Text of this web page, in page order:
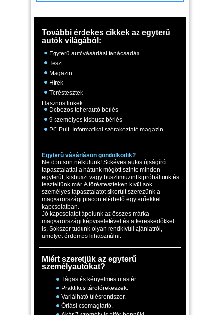
További érdekes cikkek az egyterű
autók világából:
Egyterű autóvásárlási tanácsadás
Teszt
Magazin
Hírek
Töréstesztek
Hasznos linkek
Dobozos teherautó bérlés
9 személyes kisbusz bérlés
PC Pult. Informatikai szórakoztató magazin
Egyterű vásárláson gondolkodik?
Ne döntsön nélkülünk! Sokéves autós újságírói
tapasztalattal a hátunk mögött szinte minden
egyterűt, kisbuszt vagy buszlimuzint kipróbáltunk és
teszteltünk már. A törésteszteken kívül sok
személyes tapasztalatot sikerült szerezünk a
magyarországi piacon elérhető egyterűekkel
kapcsolatban.
Jó kapcsolatot ápolunk az összes márka
magyarországi képviseletével és a kereskedőkkel
is. Sokszor tudunk olyan rendkívüli ajánlatról,
amelyet érdemes kihasználni.
Miért szeretjük az egyterű
személyautókat?
Tágas és kényelmes utastér.
Praktikus tárolórekeszek.
Variálható ülésrendszer.
Óriási csomagtartó.